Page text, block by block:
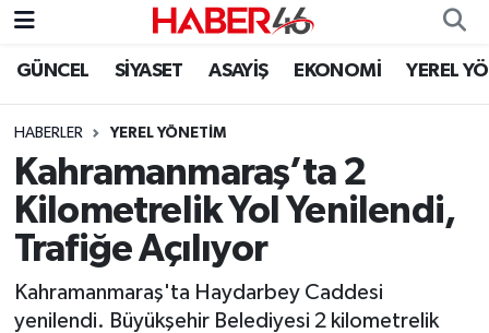
GÜNCEL SİYASET ASAYİŞ EKONOMİ YEREL
HABERLER YEREL YÖNETİM
Kahramanmaraş’ta 2
Kilometrelik Yol Yenilendi,
Trafiğe Açılıyor
Kahramanmaraş'ta Haydarbey Caddesi
yenilendi. Büyükşehir Belediyesi 2 kilometrelik
GÜNCEL
SİYASET
EKONOMİ
SPOR
YAŞAM
Nöbetçi Eczaneler
Hava Durumu
Kahramanmaraş Namaz Vakitleri
Trafik Durumu
Süper Lig Puan Durumu ve Fikstür